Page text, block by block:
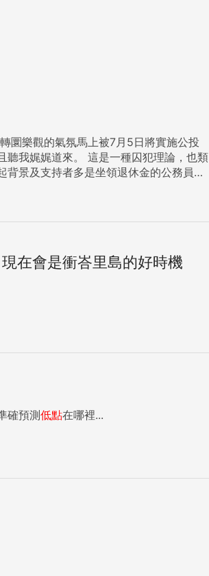
種囚犯理論，也類
景及支持者多是坐領退休金的公務員，
故短期陣痛在所難免。 歐元貶值
蹲低哪來之後的彈跳？此時不進場，更
慢慢消
好的介入點，七、八月都值得留意，著
在會是衝峇里島的好時機
確預測低點在哪裡...